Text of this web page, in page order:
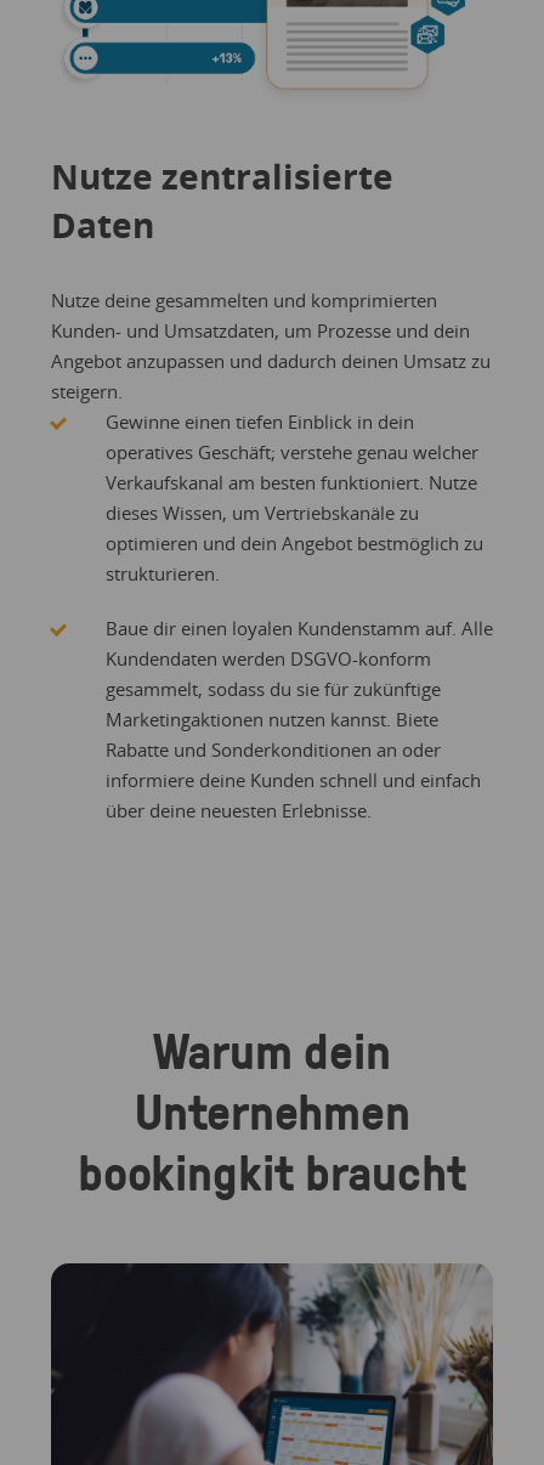
Nutze zentralisierte
Daten
Nutze deine gesammelten und komprimierten
Kunden- und Umsatzdaten, um Prozesse und dein
Angebot anzupassen und dadurch deinen Umsatz zu
steigern.
Gewinne einen tiefen Einblick in dein
operatives Geschäft; verstehe genau welcher
Verkaufskanal am besten funktioniert. Nutze
dieses Wissen, um Vertriebskanäle zu
optimieren und dein Angebot bestmöglich zu
strukturieren.
Baue dir einen loyalen Kundenstamm auf. Alle
Kundendaten werden DSGVO-konform
gesammelt, sodass du sie für zukünftige
Marketingaktionen nutzen kannst. Biete
Rabatte und Sonderkonditionen an oder
informiere deine Kunden schnell und einfach
über deine neuesten Erlebnisse.
Warum dein
Unternehmen
bookingkit braucht